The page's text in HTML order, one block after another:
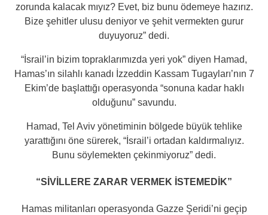
zorunda kalacak mıyız? Evet, biz bunu ödemeye hazırız.
Bize şehitler ulusu deniyor ve şehit vermekten gurur
duyuyoruz” dedi.
“İsrail’in bizim topraklarımızda yeri yok” diyen Hamad,
Hamas’ın silahlı kanadı İzzeddin Kassam Tugayları’nın 7
Ekim’de başlattığı operasyonda “sonuna kadar haklı
olduğunu” savundu.
Hamad, Tel Aviv yönetiminin bölgede büyük tehlike
yarattığını öne sürerek, “İsrail’i ortadan kaldırmalıyız.
Bunu söylemekten çekinmiyoruz” dedi.
“SİVİLLERE ZARAR VERMEK İSTEMEDİK”
Hamas militanları operasyonda Gazze Şeridi’ni geçip